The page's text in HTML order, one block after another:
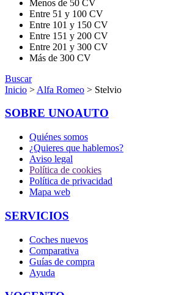
Menos de 50 CV
Entre 51 y 100 CV
Entre 101 y 150 CV
Entre 151 y 200 CV
Entre 201 y 300 CV
Más de 300 CV
Buscar
Inicio > Alfa Romeo > Stelvio
SOBRE UNOAUTO
Quiénes somos
¿Quieres que hablemos?
Aviso legal
Política de cookies
Política de privacidad
Mapa web
SERVICIOS
Coches nuevos
Comparativa
Guías de compra
Ayuda